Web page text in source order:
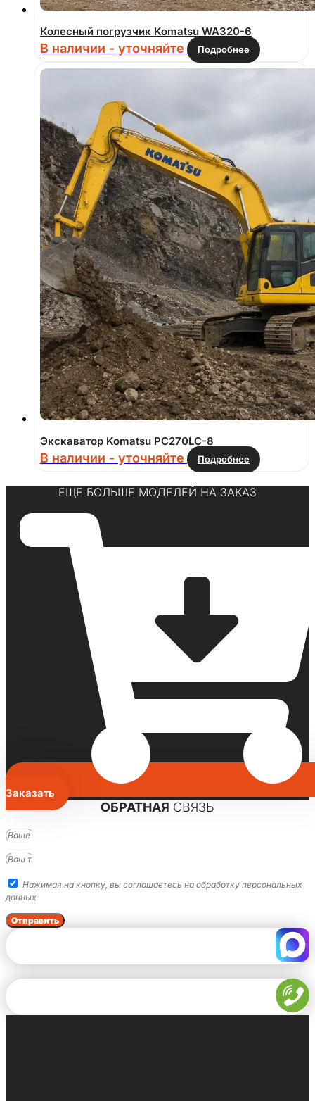
Колесный погрузчик Komatsu WA320-6
В наличии - уточняйте Подробнее
Экскаватор Komatsu PC270LC-8
В наличии - уточняйте Подробнее
ЕЩЕ БОЛЬШЕ МОДЕЛЕЙ НА ЗАКАЗ
Заказать
ОБРАТНАЯ СВЯЗЬ
Нажимая на кнопку, вы соглашаетесь на обработку персональных
данных
Отправить